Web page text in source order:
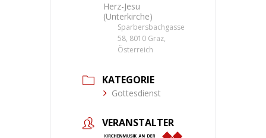
Herz-Jesu
(Unterkirche)
Sparbersbachgasse
58, 8010 Graz,
Österreich
KATEGORIE
Gottesdienst
VERANSTALTER